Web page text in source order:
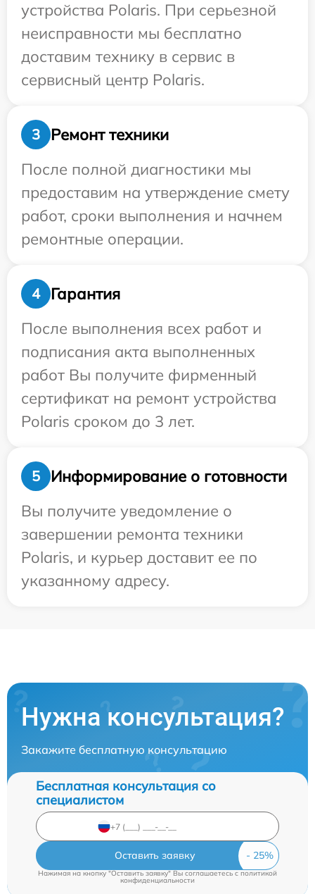
устройства Polaris. При серьезной
неисправности мы бесплатно
доставим технику в сервис в
сервисный центр Polaris.
3
Ремонт техники
После полной диагностики мы
предоставим на утверждение смету
работ, сроки выполнения и начнем
ремонтные операции.
4
Гарантия
После выполнения всех работ и
подписания акта выполненных
работ Вы получите фирменный
сертификат на ремонт устройства
Polaris сроком до 3 лет.
5
Информирование о готовности
Вы получите уведомление о
завершении ремонта техники
Polaris, и курьер доставит ее по
указанному адресу.
Нужна консультация?
Закажите бесплатную консультацию
Бесплатная консультация со
специалистом
Оставить заявку
Нажимая на кнопку "Оставить заявку" Вы соглашаетесь cполитикой
конфиденциальности